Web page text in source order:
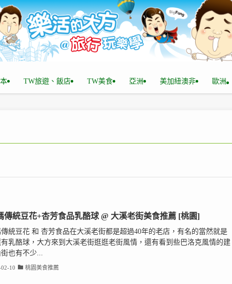
TW旅遊、飯店 TW美食 亞洲 美加紐澳非 歐洲
傳統豆花+杏芳食品乳酪球 @ 大溪老街美食推薦 [桃園]
統豆花 和 杏芳食品在大溪老街都是超過40年的老店，有名的當然就是
有乳酪球，大方來到大溪老街逛逛老街風情，還有看到些巴洛克風情的建
也有不少...
10 桃園美食推薦